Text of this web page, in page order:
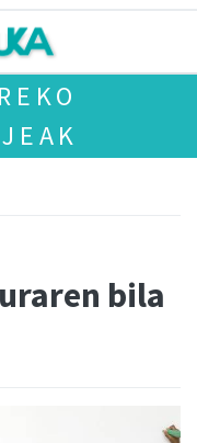
bila